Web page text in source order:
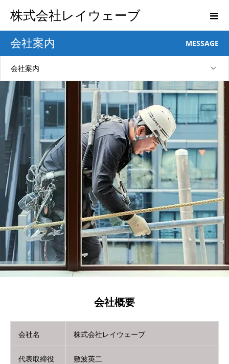
株式会社レイウェーブ
会社案内 MESSAGE
会社案内
会社概要
会社名 株式会社レイウェーブ
代表取締役 敷波英二